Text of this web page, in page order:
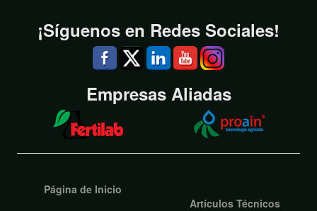
¡Síguenos en Redes Sociales!
Empresas Aliadas
Página de Inicio
Artículos Técnicos